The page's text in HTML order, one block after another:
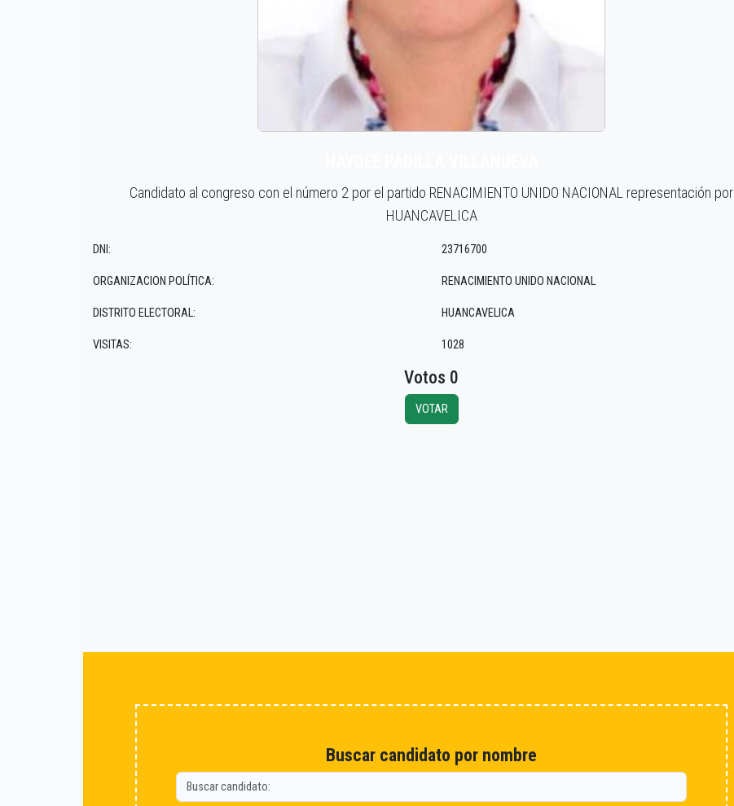
Candidato al congreso con el número 2 por el partido RENACIMIENTO UNIDO NACIONAL representación por
HUANCAVELICA
DNI:
ORGANIZACION POLÍTICA:
DISTRITO ELECTORAL:
VISITAS:
23716700
RENACIMIENTO UNIDO NACIONAL
HUANCAVELICA
1028
Votos 0
VOTAR
Buscar candidato por nombre